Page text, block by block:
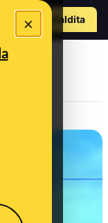
×
Hazte Maldito